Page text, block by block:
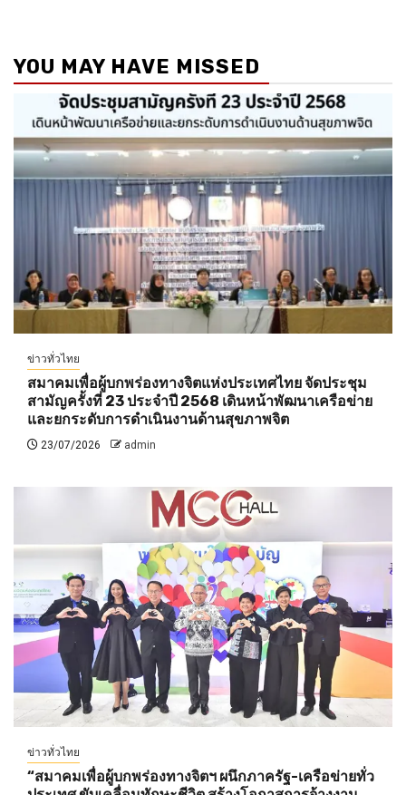
YOU MAY HAVE MISSED
ข่าวทั่วไทย
สมาคมเพื่อผู้บกพร่องทางจิตแห่งประเทศไทย จัดประชุม
สามัญครั้งที่ 23 ประจำปี 2568 เดินหน้าพัฒนาเครือข่าย
และยกระดับการดำเนินงานด้านสุขภาพจิต
23/07/2026 admin
ข่าวทั่วไทย
“สมาคมเพื่อผู้บกพร่องทางจิตฯ ผนึกภาครัฐ-เครือข่ายทั่ว